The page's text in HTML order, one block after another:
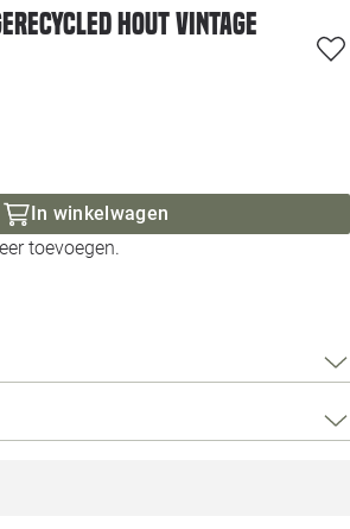
vragen
Loods 5
Loods 5
Hout Vintage
In winkelwagen
toevoegen.